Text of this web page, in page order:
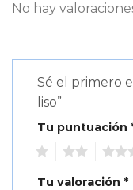
No hay
Sé el primero
liso”
Tu puntuación
Tu valoración *